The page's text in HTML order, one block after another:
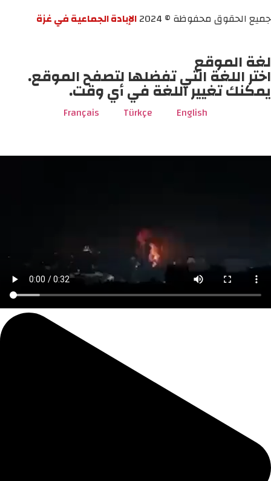
جميع الحقوق محفوظة © 2024
الإبادة الجماعية في غزة
لغة الموقع
اختر اللغة التي تفضلها لتصفح الموقع.
يمكنك تغيير اللغة في أي وقت.
English
Türkçe
Français